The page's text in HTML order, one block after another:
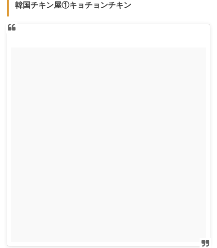
韓国チキン屋①キョチョンチキン